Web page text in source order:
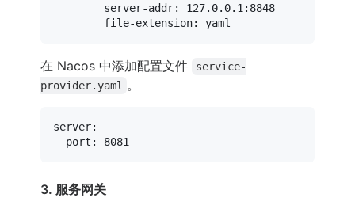
server-addr:
127.0.0.1 :8848
file-extension:
yaml
在 Nacos 中添加配置文件
service-
provider.yaml 。
server:
port:
8081
3. 服务网关